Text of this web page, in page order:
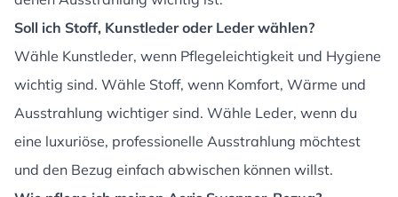
Soll ich Stoff, Kunstleder oder Leder wählen?
Wähle Kunstleder, wenn Pflegeleichtigkeit und Hygiene
wichtig sind. Wähle Stoff, wenn Komfort, Wärme und
Ausstrahlung wichtiger sind. Wähle Leder, wenn du
eine luxuriöse, professionelle Ausstrahlung möchtest
und den Bezug einfach abwischen können willst.